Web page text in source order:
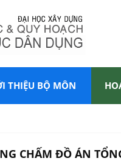
THIỆU BỘ MÔN
CHẤM ĐỒ ÁN